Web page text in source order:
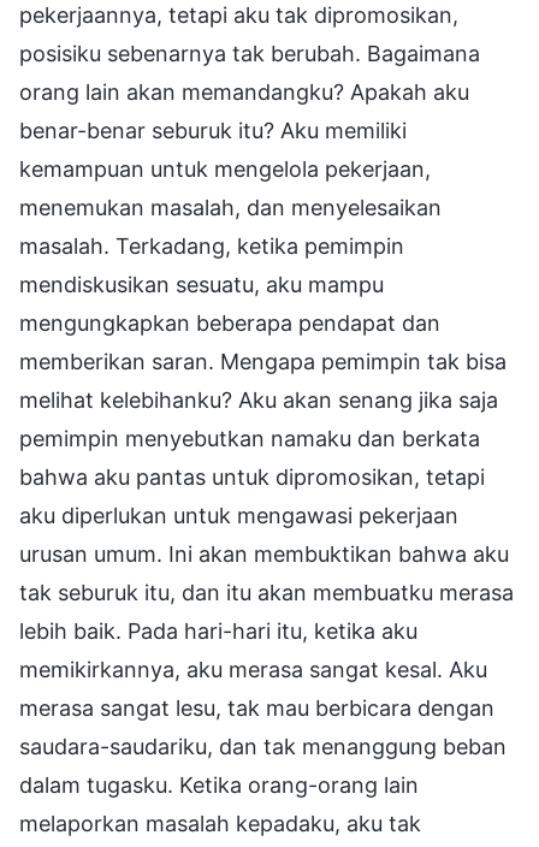
pekerjaannya, tetapi aku tak dipromosikan,
posisiku sebenarnya tak berubah. Bagaimana
orang lain akan memandangku? Apakah aku
benar-benar seburuk itu? Aku memiliki
kemampuan untuk mengelola pekerjaan,
menemukan masalah, dan menyelesaikan
masalah. Terkadang, ketika pemimpin
mendiskusikan sesuatu, aku mampu
mengungkapkan beberapa pendapat dan
memberikan saran. Mengapa pemimpin tak bisa
melihat kelebihanku? Aku akan senang jika saja
pemimpin menyebutkan namaku dan berkata
bahwa aku pantas untuk dipromosikan, tetapi
aku diperlukan untuk mengawasi pekerjaan
urusan umum. Ini akan membuktikan bahwa aku
tak seburuk itu, dan itu akan membuatku merasa
lebih baik. Pada hari-hari itu, ketika aku
memikirkannya, aku merasa sangat kesal. Aku
merasa sangat lesu, tak mau berbicara dengan
saudara-saudariku, dan tak menanggung beban
dalam tugasku. Ketika orang-orang lain
melaporkan masalah kepadaku, aku tak